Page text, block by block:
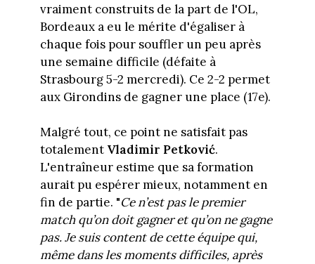
vraiment construits de la part de l'OL,
Bordeaux a eu le mérite d'égaliser à
chaque fois pour souffler un peu après
une semaine difficile (défaite à
Strasbourg 5-2 mercredi). Ce 2-2 permet
aux Girondins de gagner une place (17e).
Malgré tout, ce point ne satisfait pas
totalement Vladimir Petković.
L'entraîneur estime que sa formation
aurait pu espérer mieux, notamment en
fin de partie. "Ce n’est pas le premier
match qu’on doit gagner et qu’on ne gagne
pas. Je suis content de cette équipe qui,
même dans les moments difficiles, après